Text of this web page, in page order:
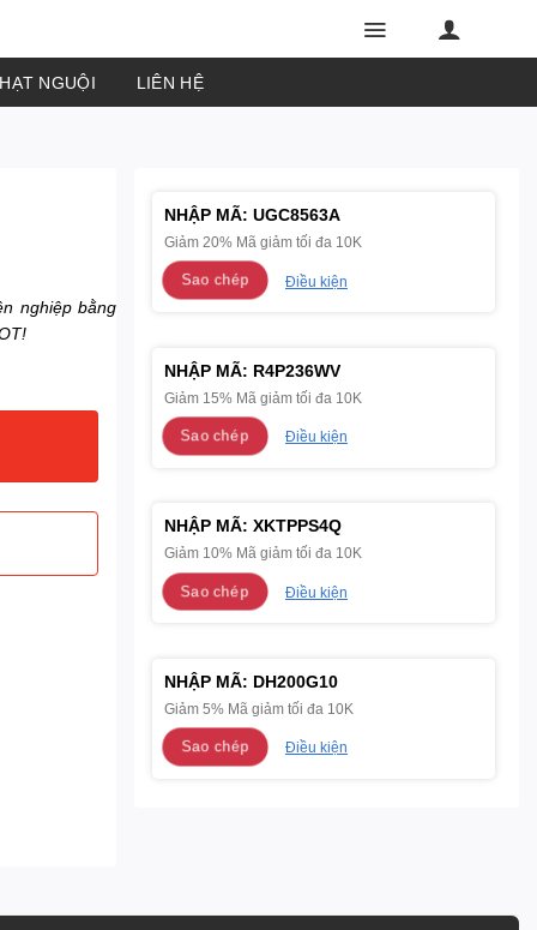
NGUỘI LIÊN HỆ
nghiệp bằng
NHẬP MÃ: UGC8563A
Giảm 20% Mã giảm tối đa 10K
Sao chép Điều kiện
NHẬP MÃ: R4P236WV
Giảm 15% Mã giảm tối đa 10K
Sao chép Điều kiện
NHẬP MÃ: XKTPPS4Q
Giảm 10% Mã giảm tối đa 10K
Sao chép Điều kiện
NHẬP MÃ: DH200G10
Giảm 5% Mã giảm tối đa 10K
Sao chép Điều kiện